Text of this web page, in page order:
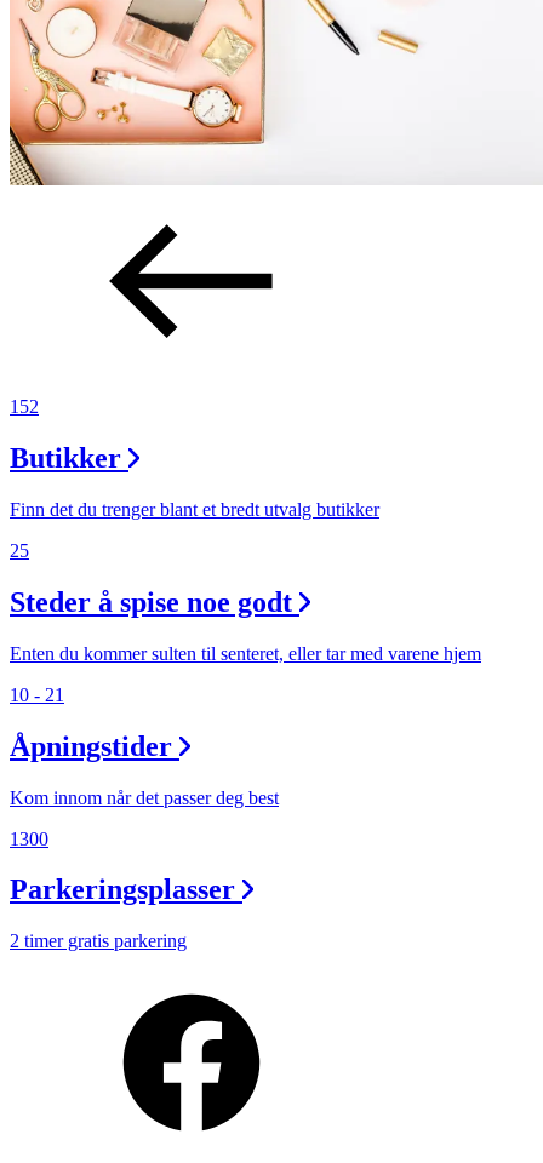
152
Butikker
Finn det du trenger blant et bredt utvalg butikker
25
Steder å spise noe godt
Enten du kommer sulten til senteret, eller tar med varene hjem
10 - 21
Åpningstider
Kom innom når det passer deg best
1300
Parkeringsplasser
2 timer gratis parkering